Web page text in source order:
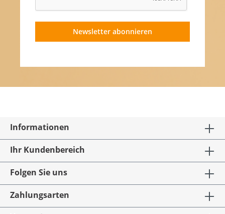
Newsletter abonnieren
Informationen
Ihr Kundenbereich
Folgen Sie uns
Zahlungsarten